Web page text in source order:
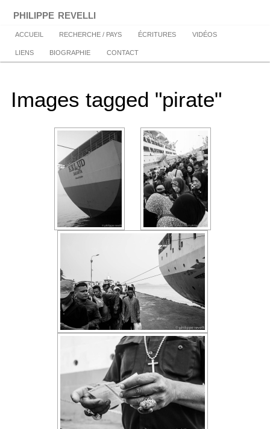
contenu
principal
philippe revelli
Menu
principal
ACCUEIL RECHERCHE / PAYS ÉCRITURES VIDÉOS
LIENS BIOGRAPHIE CONTACT
Images tagged "pirate"